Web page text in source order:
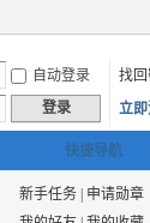
自动登录
找
登录 立
快捷导航
新手任务|
申请勋章